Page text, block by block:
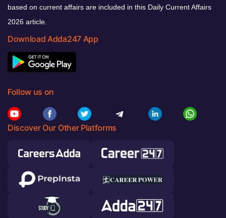
based on current affairs are included in this Daily Current Affairs
2026 article.
Download Adda247 App
Follow us on
Discover Our Other Platforms